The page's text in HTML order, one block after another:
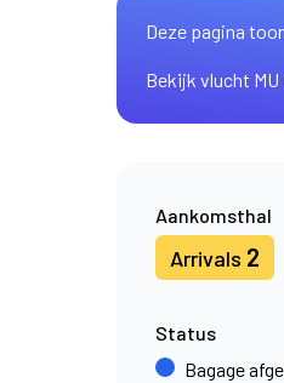
Deze pagina
Bekijk vlucht MU
Aankomsthal
Arrivals 2
Status
Bagage